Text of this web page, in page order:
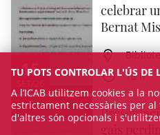
15
celebrar
Bernat
18 h
TU POTS CONTROLAR L'ÚS DE
A l’ICAB utilitzem cookies a la
estrictament necessàries per
d'altres són opcionals i